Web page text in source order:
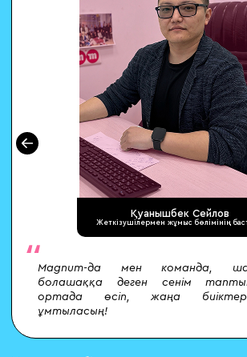
Қуанышбек Сейлов
Жеткізушілермен жұмыс бөлімінің
Magnum-да мен команда,
болашаққа деген сенім
ортада өсіп, жаңа
ұмтыласың!